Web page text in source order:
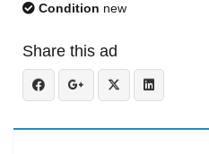
Condition new
Share this ad